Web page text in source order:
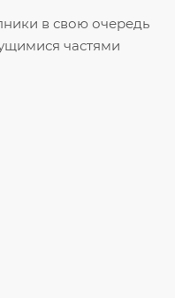
в свою очередь
частями